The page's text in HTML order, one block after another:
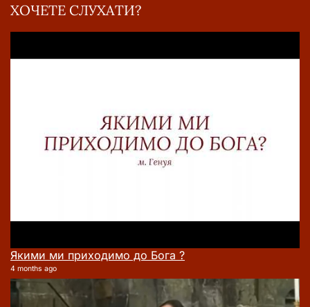
ХОЧЕТЕ СЛУХАТИ?
Якими ми приходимо до Бога ?
4 months ago